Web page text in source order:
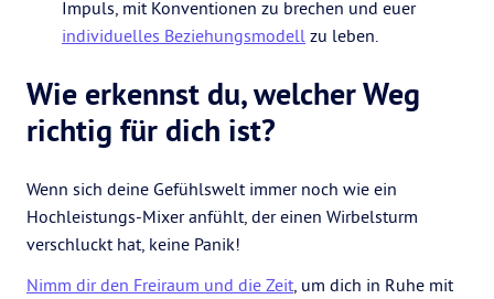
Impuls, mit Konventionen zu brechen und euer
individuelles Beziehungsmodell zu leben.
Wie erkennst du, welcher Weg
richtig für dich ist?
Wenn sich deine Gefühlswelt immer noch wie ein
Hochleistungs-Mixer anfühlt, der einen Wirbelsturm
verschluckt hat, keine Panik!
Nimm dir den Freiraum und die Zeit, um dich in Ruhe mit